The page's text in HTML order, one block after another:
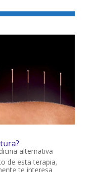
alternativa
de esta terapia,
te interesa